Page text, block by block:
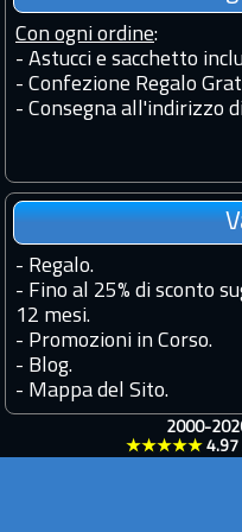
Con ogni ordine:
- Astucci e sacchetto
- Confezione Regalo
- Consegna all'indirizzo
- Regalo.
- Fino al 25% di sconto
12 mesi.
- Promozioni in Corso.
- Blog.
- Mappa del Sito.
2000-
★★★★★ 4.97